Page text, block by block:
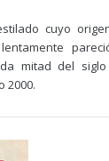
cuyo
mitad del
2000.